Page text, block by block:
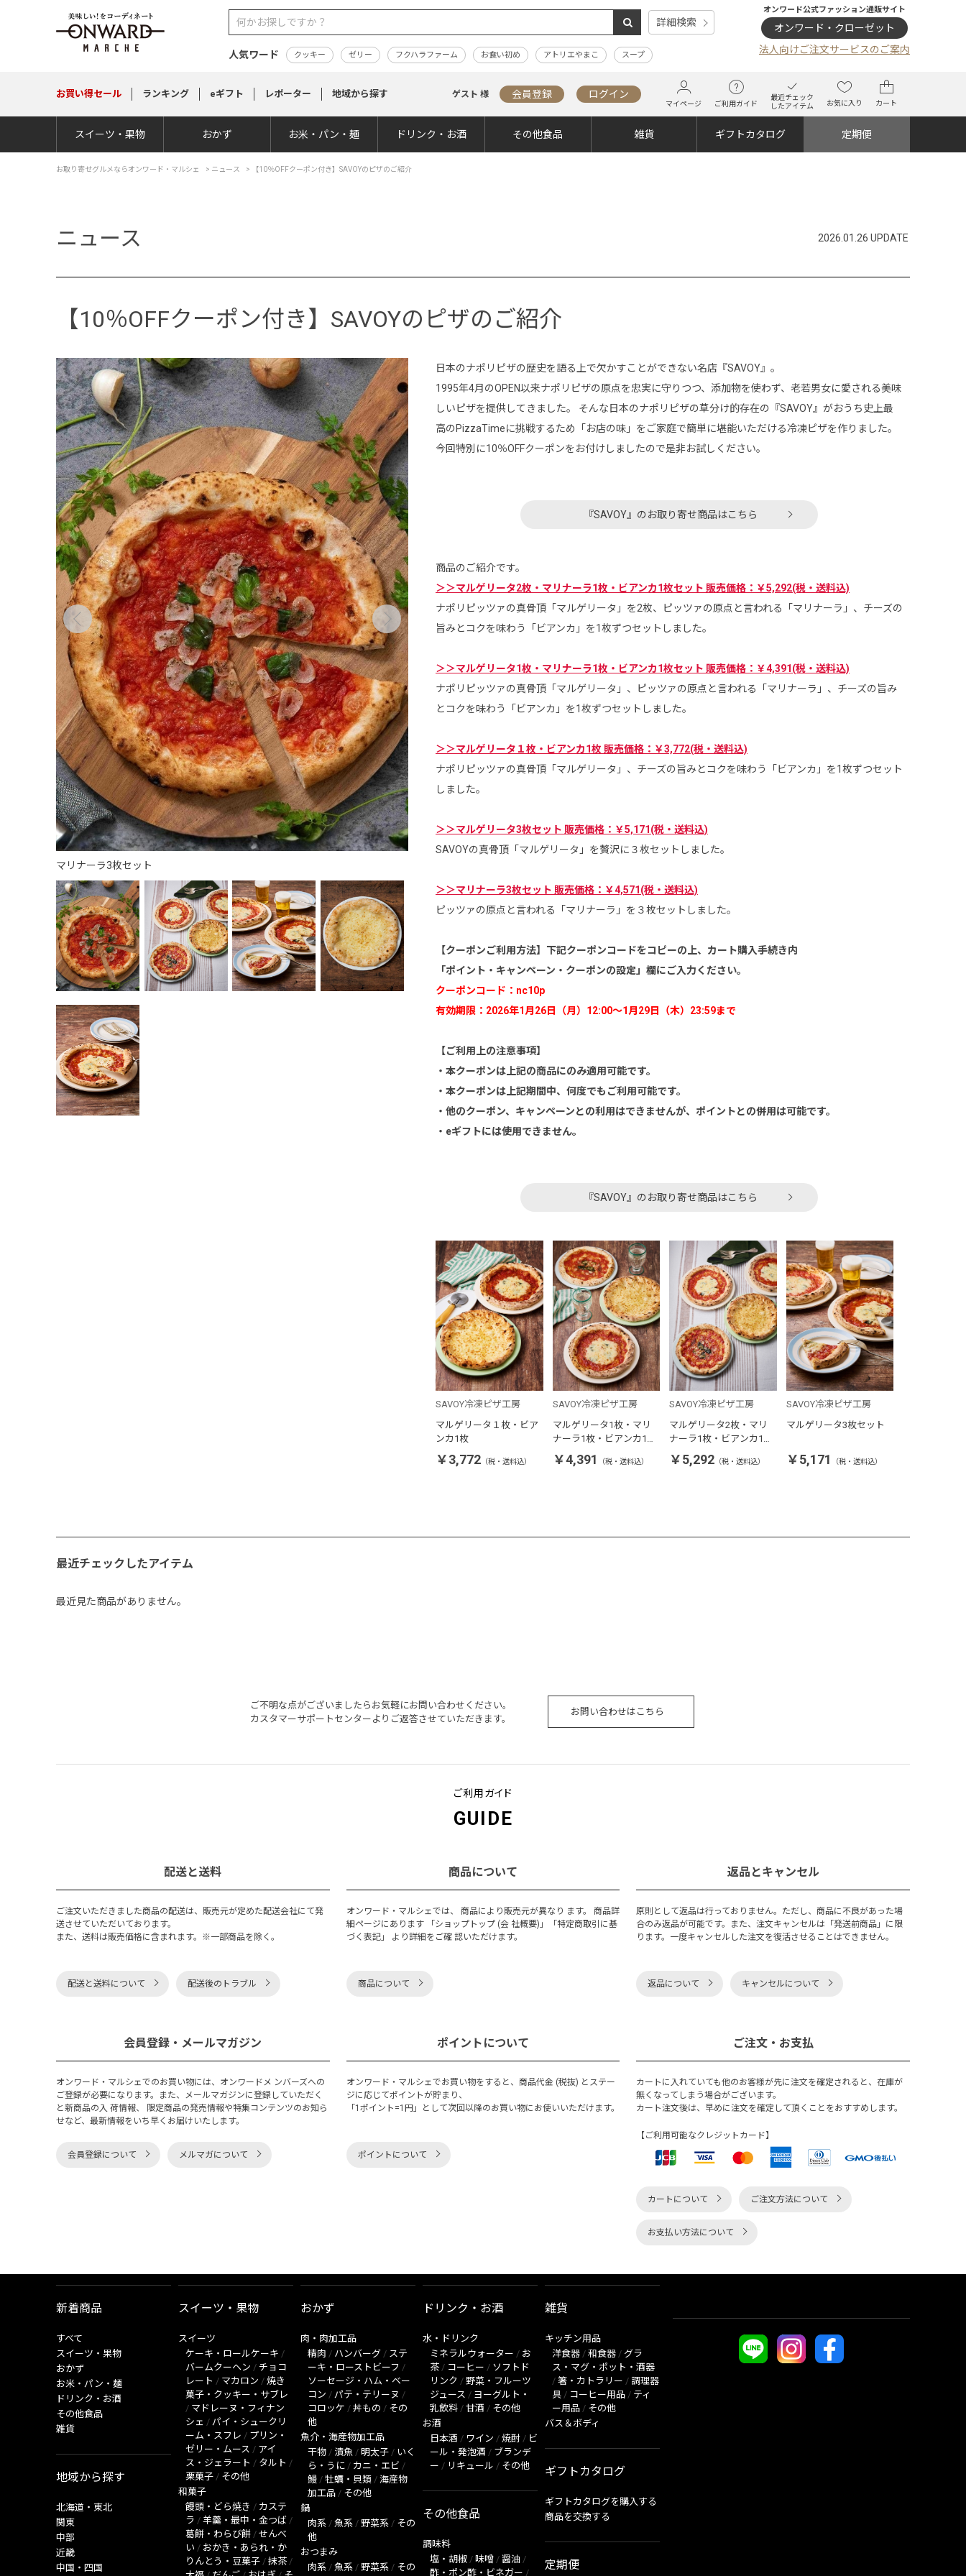
詳細検索
人気ワード クッキー ゼリー フクハラファーム お食い初め アトリエやまこ スープ
オンワード公式ファッション通販サイト
オンワード・クローゼット
法人向けご注文サービスのご案内
お買い得セール ランキング eギフト レポーター 地域から探す ゲスト 様 会員登録 ログイン
マイページ ご利用ガイド
最近チェック
したアイテム
お気に入り カート
スイーツ・果物 おかず お米・パン・麺 ドリンク・お酒 その他食品 雑貨 ギフトカタログ 定期便
お取り寄せグルメならオンワード・マルシェ > ニュース > 【10％OFFクーポン付き】SAVOYのピザのご紹介
ニュース 2026.01.26 UPDATE
【10％OFFクーポン付き】SAVOYのピザのご紹介
マリナーラ3枚セット
日本のナポリピザの歴史を語る上で欠かすことができない名店『SAVOY』。
1995年4月のOPEN以来ナポリピザの原点を忠実に守りつつ、添加物を使わず、老若男女に愛される美味
しいピザを提供してきました。 そんな日本のナポリピザの草分け的存在の『SAVOY』がおうち史上最
高のPizzaTimeに挑戦するため「お店の味」をご家庭で簡単に堪能いただける冷凍ピザを作りました。
今回特別に10％OFFクーポンをお付けしましたので是非お試しください。
『SAVOY』のお取り寄せ商品はこちら
商品のご紹介です。
＞＞マルゲリータ2枚・マリナーラ1枚・ビアンカ1枚セット 販売価格：￥5,292(税・送料込)
ナポリピッツァの真骨頂「マルゲリータ」を2枚、ピッツァの原点と言われる「マリナーラ」、チーズの
旨みとコクを味わう「ビアンカ」を1枚ずつセットしました。
＞＞マルゲリータ1枚・マリナーラ1枚・ビアンカ1枚セット 販売価格：￥4,391(税・送料込)
ナポリピッツァの真骨頂「マルゲリータ」、ピッツァの原点と言われる「マリナーラ」、チーズの旨み
とコクを味わう「ビアンカ」を1枚ずつセットしました。
＞＞マルゲリータ１枚・ビアンカ1枚 販売価格：￥3,772(税・送料込)
ナポリピッツァの真骨頂「マルゲリータ」、チーズの旨みとコクを味わう「ビアンカ」を1枚ずつセット
しました。
＞＞マルゲリータ3枚セット 販売価格：￥5,171(税・送料込)
SAVOYの真骨頂「マルゲリータ」を贅沢に３枚セットしました。
＞＞マリナーラ3枚セット 販売価格：￥4,571(税・送料込)
ピッツァの原点と言われる「マリナーラ」を３枚セットしました。
【クーポンご利用方法】下記クーポンコードをコピーの上、カート購入手続き内
「ポイント・キャンペーン・クーポンの設定」欄にご入力ください。
クーポンコード：nc10p
有効期限：2026年1月26日（月）12:00～1月29日（木）23:59まで
【ご利用上の注意事項】
・本クーポンは上記の商品にのみ適用可能です。
・本クーポンは上記期間中、何度でもご利用可能です。
・他のクーポン、キャンペーンとの利用はできませんが、ポイントとの併用は可能です。
・eギフトには使用できません。
『SAVOY』のお取り寄せ商品はこちら
SAVOY冷凍ピザ工房
マルゲリータ１枚・ビア
ンカ1枚
￥3,772 （税・送料込）
SAVOY冷凍ピザ工房
マルゲリータ1枚・マリ
ナーラ1枚・ビアンカ1枚
セット
￥4,391 （税・送料込）
SAVOY冷凍ピザ工房
マルゲリータ2枚・マリ
ナーラ1枚・ビアンカ1枚
セット
￥5,292 （税・送料込）
SAVOY冷凍ピザ工房
マルゲリータ3枚セット
￥5,171 （税・送料込）
最近チェックしたアイテム
最近見た商品がありません。
ご不明な点がございましたらお気軽にお問い合わせください。
カスタマーサポートセンターよりご返答させていただきます。
お問い合わせはこちら
ご利用ガイド
GUIDE
配送と送料
ご注文いただきました商品の配送は、販売元が定めた配送会社にて発
送させていただいております。
また、送料は販売価格に含まれます。※一部商品を除く。
配送と送料について 配送後のトラブル
商品について
オンワード・マルシェでは、 商品により販売元が異なり ます。 商品詳
細ページにあります 「ショップトップ (会 社概要)」「特定商取引に基
づく表記」 より詳細をご確 認いただけます。
商品について
返品とキャンセル
原則として返品は行っておりません。ただし、商品に不良があった場
合のみ返品が可能です。また、注文キャンセルは「発送前商品」に限
ります。一度キャンセルした注文を復活させることはできません。
返品について キャンセルについて
会員登録・メールマガジン
オンワード・マルシェでのお買い物には、オンワードメ ンバーズへの
ご登録が必要になります。また、メールマガジンに登録していただく
と新商品の入 荷情報、 限定商品の発売情報や特集コンテンツのお知ら
せなど、最新情報をいち早くお届けいたします。
会員登録について メルマガについて
ポイントについて
オンワード・マルシェでお買い物をすると、商品代金 (税抜) とステー
ジに応じてポイントが貯まり、
「1ポイント=1円」として次回以降のお買い物にお使いいただけます。
ポイントについて
ご注文・お支払
カートに入れていても他のお客様が先に注文を確定されると、在庫が
無くなってしまう場合がございます。
カート注文後は、早めに注文を確定して頂くことをおすすめします。
【ご利用可能なクレジットカード】
カートについて ご注文方法について
お支払い方法について
新着商品
すべて
スイーツ・果物
おかず
お米・パン・麺
ドリンク・お酒
その他食品
雑貨
地域から探す
北海道・東北
関東
中部
近畿
中国・四国
スイーツ・果物
スイーツ
ケーキ・ロールケーキ /
バームクーヘン / チョコ
レート / マカロン / 焼き
菓子・クッキー・サブレ
/ マドレーヌ・フィナン
シェ / パイ・シュークリ
ーム・スフレ / プリン・
ゼリー・ムース / アイ
ス・ジェラート / タルト /
栗菓子 / その他
和菓子
饅頭・どら焼き / カステ
ラ / 羊羹・最中・金つば /
葛餅・わらび餅 / せんべ
い / おかき・あられ・か
りんとう・豆菓子 / 抹茶 /
おかず
肉・肉加工品
精肉 / ハンバーグ / ステ
ーキ・ローストビーフ /
ソーセージ・ハム・ベー
コン / パテ・テリーヌ /
コロッケ / 丼もの / その
他
魚介・海産物加工品
干物 / 漬魚 / 明太子 / いく
ら・うに / カニ・エビ /
鰻 / 牡蠣・貝類 / 海産物
加工品 / その他
鍋
肉系 / 魚系 / 野菜系 / その
他
おつまみ
肉系 / 魚系 / 野菜系 / その
ドリンク・お酒
水・ドリンク
ミネラルウォーター / お
茶 / コーヒー / ソフトド
リンク / 野菜・フルーツ
ジュース / ヨーグルト・
乳飲料 / 甘酒 / その他
お酒
日本酒 / ワイン / 焼酎 / ビ
ール・発泡酒 / ブランデ
ー / リキュール / その他
その他食品
調味料
塩・胡椒 / 味噌 / 醤油 /
酢・ポン酢・ビネガー /
雑貨
キッチン用品
洋食器 / 和食器 / グラ
ス・マグ・ポット・酒器
/ 箸・カトラリー / 調理器
具 / コーヒー用品 / ティ
ー用品 / その他
バス＆ボディ
ギフトカタログ
ギフトカタログを購入する
商品を交換する
定期便